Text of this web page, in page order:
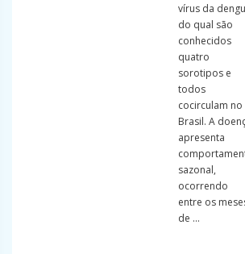
vírus da
do qual são
conhecidos
quatro
sorotipos e
todos
cocirculam no
Brasil. A
apresenta
sazonal,
ocorrendo
entre os
de ...